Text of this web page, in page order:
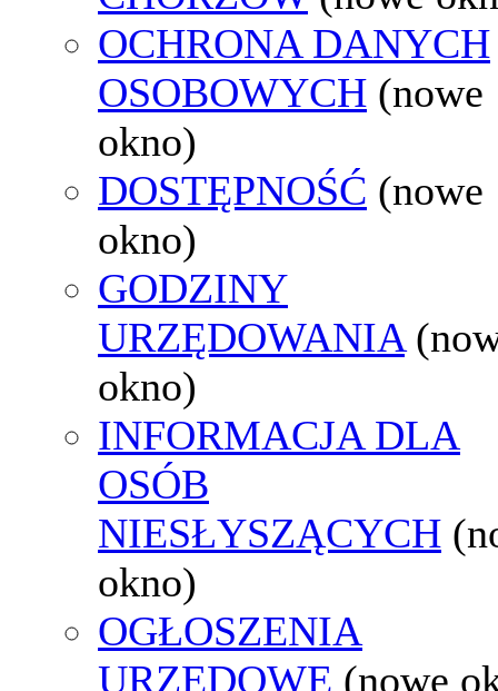
OCHRONA DANYCH
OSOBOWYCH (nowe
okno)
DOSTĘPNOŚĆ (nowe
okno)
GODZINY
URZĘDOWANIA
okno)
INFORMACJA DLA
OSÓB
NIESŁYSZĄCYCH
okno)
OGŁOSZENIA
URZĘDOWE (nowe